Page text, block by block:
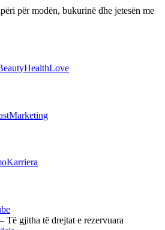
për modën, bukurinë dhe jetesën me
HealthLove
Marketing
Karriera
gjitha të drejtat e rezervuara